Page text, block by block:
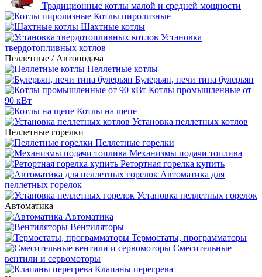
Традиционные котлы малой и средней мощности
Котлы пиролизные
Шахтные котлы
Установка
твердотопливных котлов
Пеллетные / Автоподача
Пеллетные котлы
Булерьян, печи типа булерьян
Котлы промышленные от
90 кВт
Котлы на щепе
Установка пеллетных котлов
Пеллетные горелки
Пеллетные горелки
Механизмы подачи топлива
Ретортная горелка купить
Автоматика для
пеллетных горелок
Установка пеллетных горелок
Автоматика
Автоматика
Вентиляторы
Термостаты, программаторы
Смесительные
вентили и сервомоторы
Клапаны перегрева